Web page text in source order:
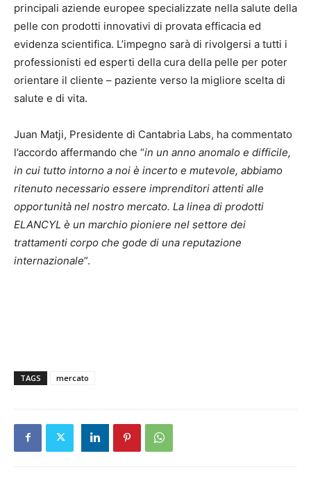
principali aziende europee specializzate nella salute della
pelle con prodotti innovativi di provata efficacia ed
evidenza scientifica. L’impegno sarà di rivolgersi a tutti i
professionisti ed esperti della cura della pelle per poter
orientare il cliente – paziente verso la migliore scelta di
salute e di vita.
Juan Matji, Presidente di Cantabria Labs, ha commentato
l’accordo affermando che “in un anno anomalo e difficile,
in cui tutto intorno a noi è incerto e mutevole, abbiamo
ritenuto necessario essere imprenditori attenti alle
opportunità nel nostro mercato. La linea di prodotti
ELANCYL è un marchio pioniere nel settore dei
trattamenti corpo che gode di una reputazione
internazionale”.
TAGS mercato